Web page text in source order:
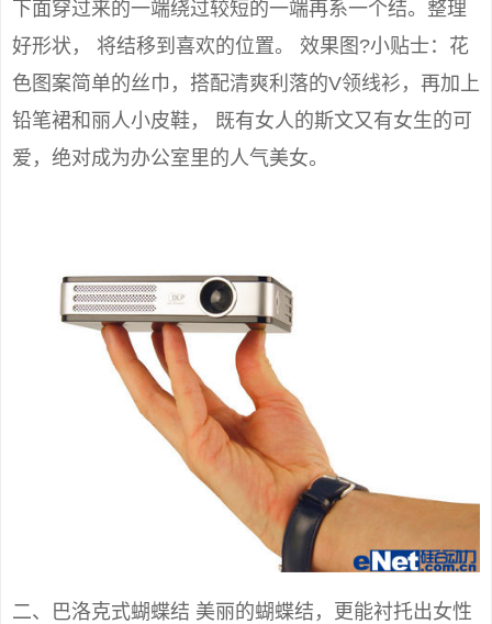
下面穿过来的一端绕过较短的一端再系一个结。整理
好形状， 将结移到喜欢的位置。 效果图?小贴士：花
色图案简单的丝巾，搭配清爽利落的V领线衫，再加上
铅笔裙和丽人小皮鞋， 既有女人的斯文又有女生的可
爱，绝对成为办公室里的人气美女。
二、巴洛克式蝴蝶结 美丽的蝴蝶结，更能衬托出女性